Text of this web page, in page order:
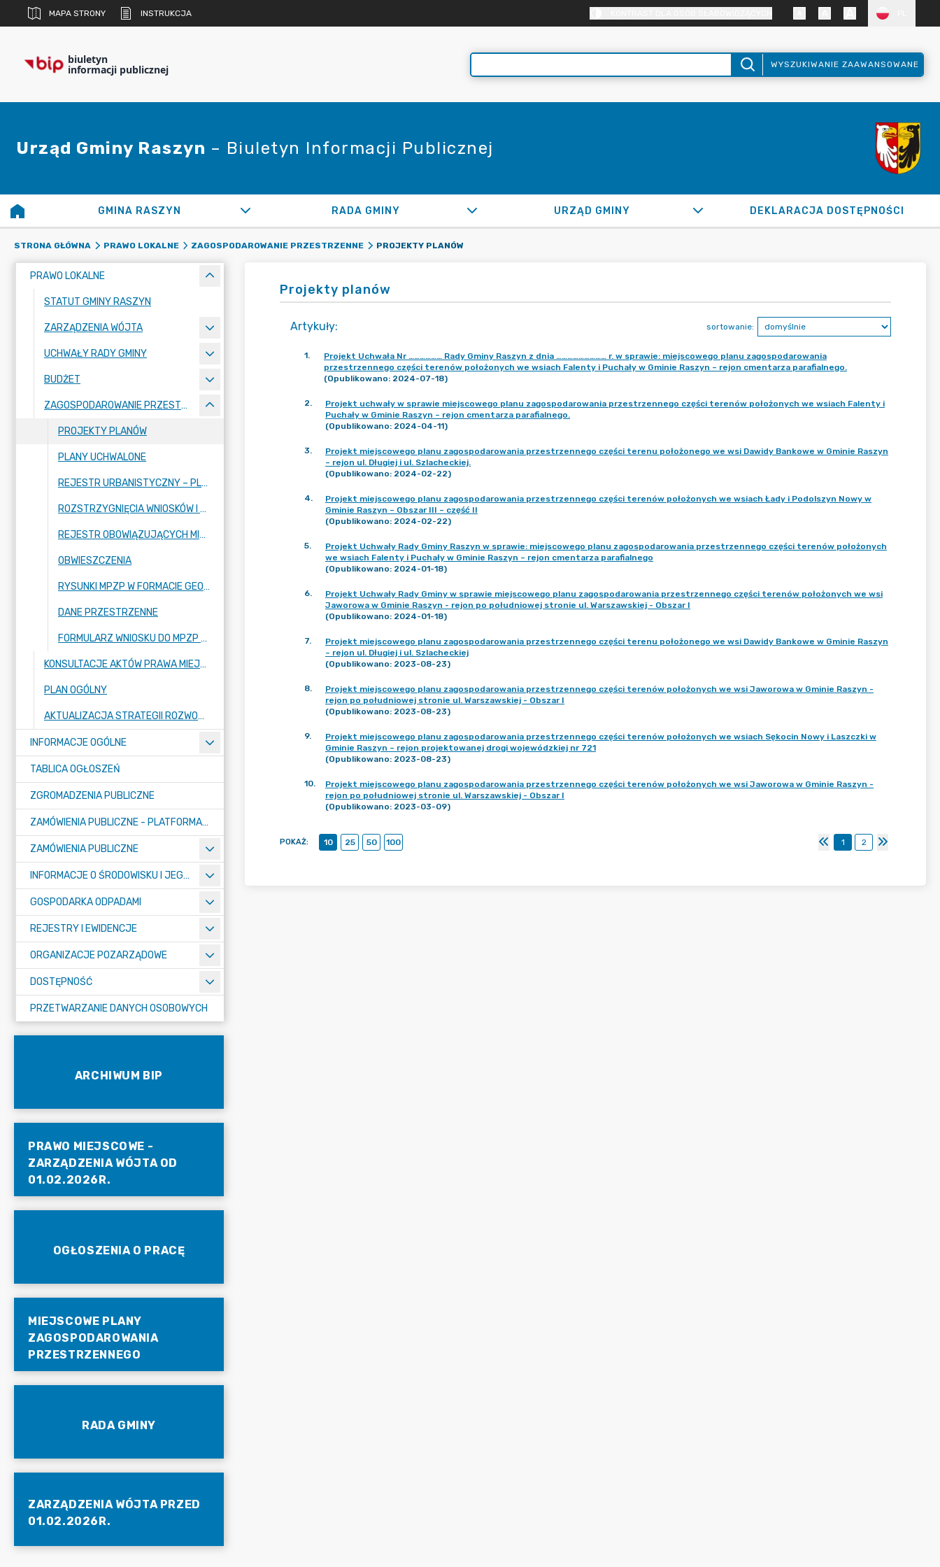
MAPA STRONY INSTRUKCJA
biuletyn
informacji publicznej WYSZUKIWANIE ZAAWANSOWANE
Urząd Gminy Raszyn – Biuletyn Informacji Publicznej
GMINA RASZYN RADA GMINY URZĄD GMINY DEKLARACJA DOSTĘPNOŚCI
STRONA GŁÓWNA PRAWO LOKALNE ZAGOSPODAROWANIE PRZESTRZENNE PROJEKTY PLANÓW
PRAWO LOKALNE
STATUT GMINY RASZYN
ZARZĄDZENIA WÓJTA
UCHWAŁY RADY GMINY
BUDŻET
ZAGOSPODAROWANIE PRZESTRZENNE
PROJEKTY PLANÓW
PLANY UCHWALONE
REJESTR URBANISTYCZNY – PLANY W TRAKCIE SPORZĄDZANIA
ROZSTRZYGNIĘCIA WNIOSKÓW I UWAG DOT. MPZP
REJESTR OBOWIĄZUJĄCYCH MIEJSCOWYCH PLANÓW ZAGOSPODAROWANIA PRZESTRZENNEGO GMINY RASZYN
OBWIESZCZENIA
RYSUNKI MPZP W FORMACIE GEOTIF
DANE PRZESTRZENNE
FORMULARZ WNIOSKU DO MPZP / FORMULARZ UWAGI DO MPZP
KONSULTACJE AKTÓW PRAWA MIEJSCOWEGO I INNYCH AKTÓW PRAWNYCH
PLAN OGÓLNY
AKTUALIZACJA STRATEGII ROZWOJU GMINY RASZYN
INFORMACJE OGÓLNE
TABLICA OGŁOSZEŃ
ZGROMADZENIA PUBLICZNE
ZAMÓWIENIA PUBLICZNE - PLATFORMA ZAKUPOWA (OD 01.05.2025R.)
ZAMÓWIENIA PUBLICZNE
INFORMACJE O ŚRODOWISKU I JEGO OCHRONIE
GOSPODARKA ODPADAMI
REJESTRY I EWIDENCJE
ORGANIZACJE POZARZĄDOWE
DOSTĘPNOŚĆ
PRZETWARZANIE DANYCH OSOBOWYCH
ARCHIWUM BIP
PRAWO MIEJSCOWE -
ZARZĄDZENIA WÓJTA OD
01.02.2026R.
OGŁOSZENIA O PRACĘ
MIEJSCOWE PLANY
ZAGOSPODAROWANIA
PRZESTRZENNEGO
RADA GMINY
ZARZĄDZENIA WÓJTA PRZED
01.02.2026R.
Projekty planów
Artykuły: sortowanie:
1.
Projekt Uchwała Nr ……………… Rady Gminy Raszyn z dnia ……………………… r. w sprawie: miejscowego planu zagospodarowania
przestrzennego części terenów położonych we wsiach Falenty i Puchały w Gminie Raszyn – rejon cmentarza parafialnego.
(Opublikowano: 2024-07-18)
2.
Projekt uchwały w sprawie miejscowego planu zagospodarowania przestrzennego części terenów położonych we wsiach Falenty i
Puchały w Gminie Raszyn – rejon cmentarza parafialnego.
(Opublikowano: 2024-04-11)
3.
Projekt miejscowego planu zagospodarowania przestrzennego części terenu położonego we wsi Dawidy Bankowe w Gminie Raszyn
– rejon ul. Długiej i ul. Szlacheckiej.
(Opublikowano: 2024-02-22)
4.
Projekt miejscowego planu zagospodarowania przestrzennego części terenów położonych we wsiach Łady i Podolszyn Nowy w
Gminie Raszyn – Obszar III – część II
(Opublikowano: 2024-02-22)
5.
Projekt Uchwały Rady Gminy Raszyn w sprawie: miejscowego planu zagospodarowania przestrzennego części terenów położonych
we wsiach Falenty i Puchały w Gminie Raszyn – rejon cmentarza parafialnego
(Opublikowano: 2024-01-18)
6.
Projekt Uchwały Rady Gminy w sprawie miejscowego planu zagospodarowania przestrzennego części terenów położonych we wsi
Jaworowa w Gminie Raszyn - rejon po południowej stronie ul. Warszawskiej - Obszar I
(Opublikowano: 2024-01-18)
7.
Projekt miejscowego planu zagospodarowania przestrzennego części terenu położonego we wsi Dawidy Bankowe w Gminie Raszyn
– rejon ul. Długiej i ul. Szlacheckiej
(Opublikowano: 2023-08-23)
8.
Projekt miejscowego planu zagospodarowania przestrzennego części terenów położonych we wsi Jaworowa w Gminie Raszyn -
rejon po południowej stronie ul. Warszawskiej - Obszar I
(Opublikowano: 2023-08-23)
9.
Projekt miejscowego planu zagospodarowania przestrzennego części terenów położonych we wsiach Sękocin Nowy i Laszczki w
Gminie Raszyn – rejon projektowanej drogi wojewódzkiej nr 721
(Opublikowano: 2023-08-23)
10.
Projekt miejscowego planu zagospodarowania przestrzennego części terenów położonych we wsi Jaworowa w Gminie Raszyn -
rejon po południowej stronie ul. Warszawskiej - Obszar I
(Opublikowano: 2023-03-09)
POKAŻ: 10 25 50 100 1 2